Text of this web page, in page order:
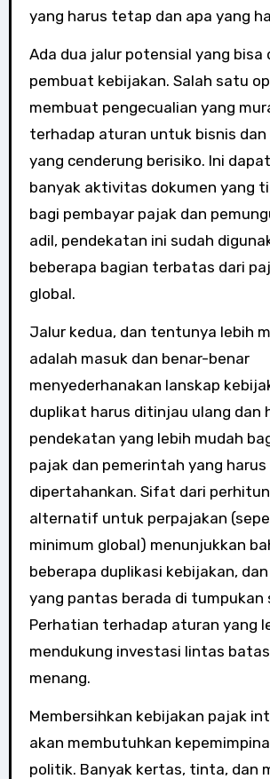
yang harus tetap dan apa yang
Ada dua jalur potensial yang bisa
pembuat kebijakan. Salah satu
membuat pengecualian yang
terhadap aturan untuk bisnis
yang cenderung berisiko. Ini
banyak aktivitas dokumen yang
bagi pembayar pajak dan
adil, pendekatan ini sudah
beberapa bagian terbatas dari
global.
Jalur kedua, dan tentunya lebih
adalah masuk dan benar-benar
menyederhanakan lanskap
duplikat harus ditinjau ulang dan
pendekatan yang lebih mudah
pajak dan pemerintah yang harus
dipertahankan. Sifat dari
alternatif untuk perpajakan
minimum global) menunjukkan
beberapa duplikasi kebijakan,
yang pantas berada di tumpukan
Perhatian terhadap aturan yang
mendukung investasi lintas
menang.
Membersihkan kebijakan pajak
akan membutuhkan
politik. Banyak kertas, tinta, dan